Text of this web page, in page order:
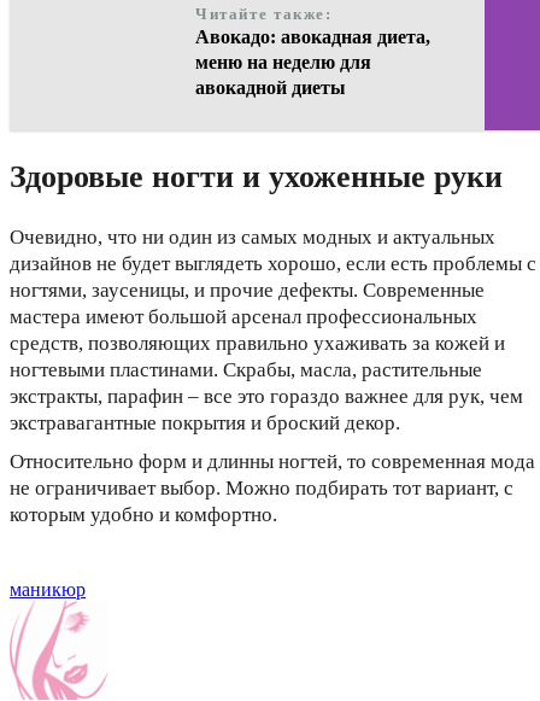
Читайте также:
Авокадо: авокадная диета,
меню на неделю для
авокадной диеты
Здоровые ногти и ухоженные руки
Очевидно, что ни один из самых модных и актуальных
дизайнов не будет выглядеть хорошо, если есть проблемы с
ногтями, заусеницы, и прочие дефекты. Современные
мастера имеют большой арсенал профессиональных
средств, позволяющих правильно ухаживать за кожей и
ногтевыми пластинами. Скрабы, масла, растительные
экстракты, парафин – все это гораздо важнее для рук, чем
экстравагантные покрытия и броский декор.
Относительно форм и длинны ногтей, то современная мода
не ограничивает выбор. Можно подбирать тот вариант, с
которым удобно и комфортно.
маникюр